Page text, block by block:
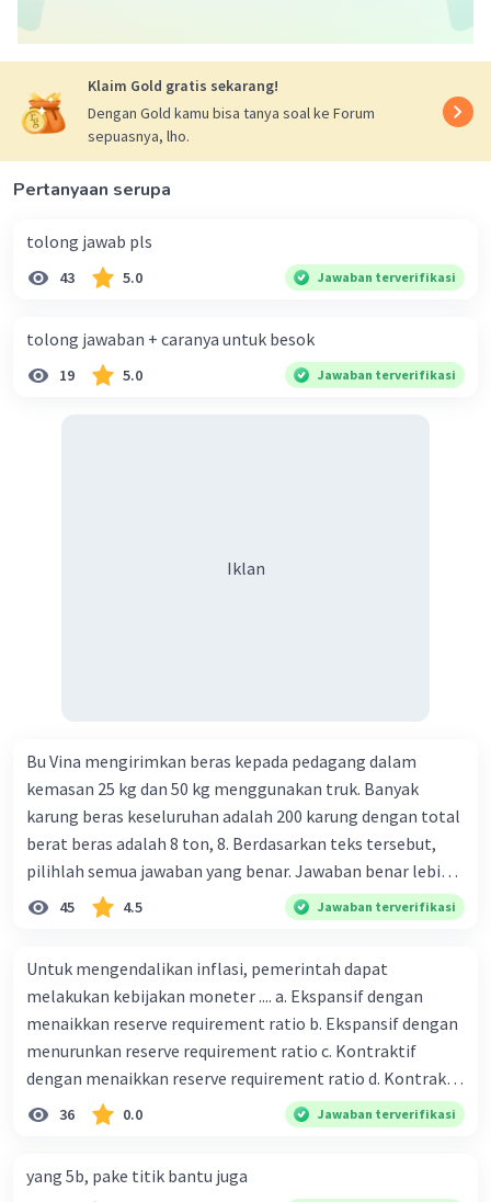
Klaim Gold gratis sekarang!
Dengan Gold kamu bisa tanya soal ke Forum
sepuasnya, lho.
Pertanyaan serupa
tolong jawab pls
43 5.0 Jawaban terverifikasi
tolong jawaban + caranya untuk besok
19 5.0 Jawaban terverifikasi
Iklan
Bu Vina mengirimkan beras kepada pedagang dalam
kemasan 25 kg dan 50 kg menggunakan truk. Banyak
karung beras keseluruhan adalah 200 karung dengan total
berat beras adalah 8 ton, 8. Berdasarkan teks tersebut,
pilihlah semua jawaban yang benar. Jawaban benar lebih
dari satu. Banyak karung beras kemasan 25 kg adalah 50
buah. Banyak karung beras kemasan 50 kg adalah 150
ton. Perbandingan berat beras kemasan 25 kg dan 50 kg
dalam truk adalah 1: 3. 9. Berdasarkan teks tersebut, jika
biaya setiap beras karung kecil adalah Rp7.500 dan karung
besar Rp14.000, berapakah biaya angkut semua beras yang
harus dibayar oleh Bu Vina? A. Rp2.540.000 C. Rp2.312.000 B.
Rp2.475.000 D. Rp2.280.000
45 4.5 Jawaban terverifikasi
Untuk mengendalikan inflasi, pemerintah dapat
melakukan kebijakan moneter .... a. Ekspansif dengan
menaikkan reserve requirement ratio b. Ekspansif dengan
menurunkan reserve requirement ratio c. Kontraktif
dengan menaikkan reserve requirement ratio d. Kontraktif
dengan menurunkan reserve requirement ratio e.
Ekspansif dengan menaikkan tingkat diskonto Bila Bank
ceteris paribus maka .... a. Menimbulkan inflasi di mana
36 0.0 Jawaban terverifikasi
yang 5b, pake titik bantu juga